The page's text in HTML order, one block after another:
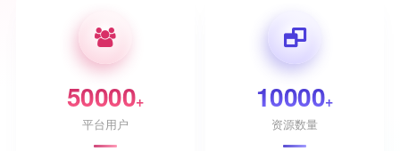
50000+
平台用户
10000+
资源数量